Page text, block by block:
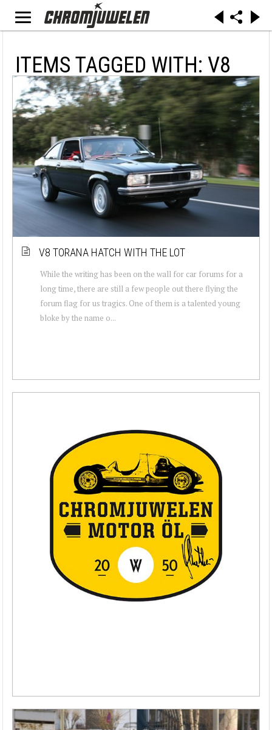
ITEMS TAGGED WITH: V8
V8 TORANA HATCH WITH THE LOT
While the writing has been on the wall for car forums for a
long time, there are still a few people out there flying the
forum flag for us tragics. One of them is a talented young
bloke by the name o...